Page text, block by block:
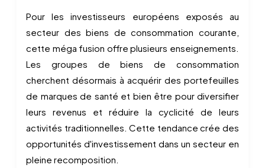
Pour les investisseurs européens exposés au
secteur des biens de consommation courante,
cette méga fusion offre plusieurs enseignements.
Les groupes de biens de consommation
cherchent désormais à acquérir des portefeuilles
de marques de santé et bien être pour diversifier
leurs revenus et réduire la cyclicité de leurs
activités traditionnelles. Cette tendance crée des
opportunités d'investissement dans un secteur en
pleine recomposition.